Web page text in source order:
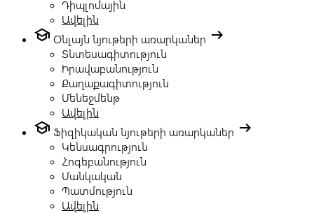
Դիպլոմային
Ավելին
school Օնլայն նյութերի առարկաներ arrow_right_alt
Տնտեսագիտություն
Իրավաբանություն
Քաղաքագիտություն
Մենեջմենթ
Ավելին
school Ֆիզիկական նյութերի առարկաներ arrow_right_alt
Կենսագրություն
Հոգեբանություն
Մանկական
Պատմություն
Ավելին